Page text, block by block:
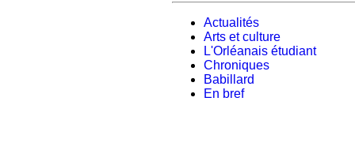
Actualités
Arts et culture
L'Orléanais étudiant
Chroniques
Babillard
En bref